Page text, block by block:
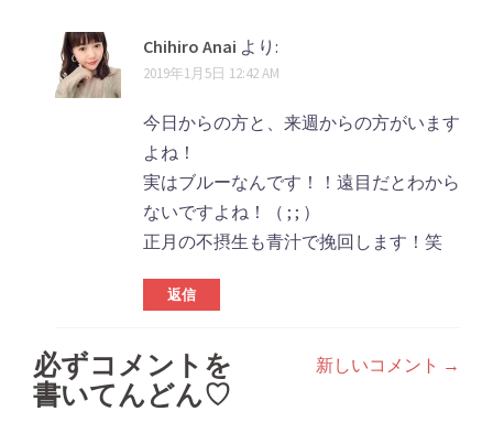
Chihiro Anai より:
2019年1月5日 12:42 AM
今日からの方と、来週からの方がいます
よね！
実はブルーなんです！！遠目だとわから
ないですよね！（ ; ; ）
正月の不摂生も青汁で挽回します！笑
返信
コ
メ
新しいコメント →
必ずコメントを
書いてんどん♡